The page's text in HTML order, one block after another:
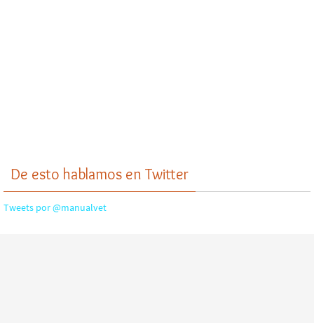
De esto hablamos en Twitter
Tweets por @manualvet